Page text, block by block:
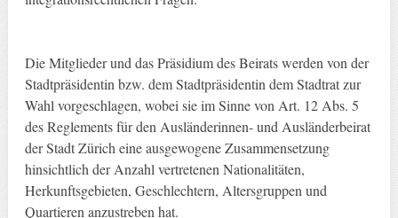
Die Mitglieder und das Präsidium des Beirats werden von der
Stadtpräsidentin bzw. dem Stadtpräsidentin dem Stadtrat zur
Wahl vorgeschlagen, wobei sie im Sinne von Art. 12 Abs. 5
des Reglements für den Ausländerinnen- und Ausländerbeirat
der Stadt Zürich eine ausgewogene Zusammensetzung
hinsichtlich der Anzahl vertretenen Nationalitäten,
Herkunftsgebieten, Geschlechtern, Altersgruppen und
Quartieren anzustreben hat.